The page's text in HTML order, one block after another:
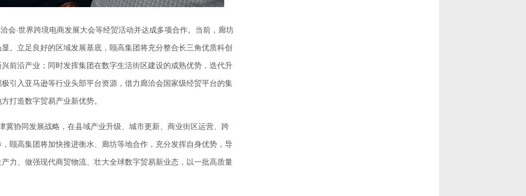
会·世界跨境电商发展大会等经贸活动并达成多项合作。当前，廊坊
。立足良好的区域发展基底，颐高集团将充分整合长三角优质科创
前沿产业；同时发挥集团在数字生活街区建设的成熟优势，迭代升
引入亚马逊等行业头部平台资源，借力廊洽会国家级经贸平台的集
打造数字贸易产业新优势。
协同发展战略，在县域产业升级、城市更新、商业街区运营、跨
颐高集团将加快推进衡水、廊坊等地合作，充分发挥自身优势，导
力、做强现代商贸物流、壮大全球数字贸易新业态，以一批高质量